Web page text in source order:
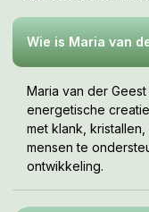
Wie is Maria van
Maria van der
energetische
met klank,
mensen te
ontwikkeling.